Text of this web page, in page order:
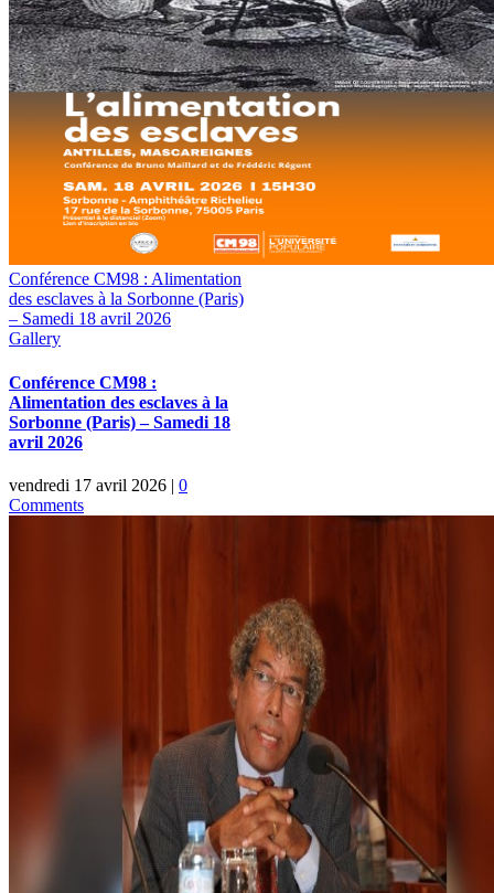
Conférence CM98 : Alimentation
des esclaves à la Sorbonne (Paris)
– Samedi 18 avril 2026
Gallery
Conférence CM98 :
Alimentation des esclaves à la
Sorbonne (Paris) – Samedi 18
avril 2026
vendredi 17 avril 2026 | 0
Comments